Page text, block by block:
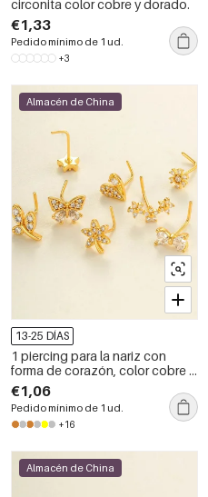
circonita color cobre y dorado.
€1,33
Pedido mínimo de 1 ud.
+3
Almacén de China
13-25 DÍAS
1 piercing para la nariz con
forma de corazón, color cobre y
dorado con circonita
€1,06
Pedido mínimo de 1 ud.
+16
Almacén de China